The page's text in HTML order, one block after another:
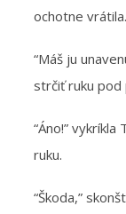
ochotne vrátila.
“Máš ju
strčiť ruku pod
“Áno!”
ruku.
“Škoda,”